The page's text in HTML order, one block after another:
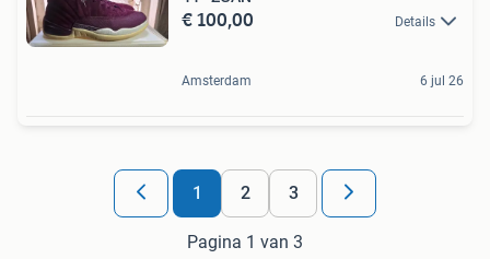
€ 100,00 Details
Amsterdam 6 jul 26
1 2 3
Pagina 1 van 3